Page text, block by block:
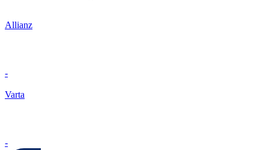
Allianz
-
Varta
-